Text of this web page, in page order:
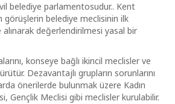
belediye parlamentosudur.. Kent
görüşlerin belediye meclisinin ilk
alınarak değerlendirilmesi yasal bir
konseye bağlı ikincil meclisler ve
Dezavantajlı grupların sorunlarını
önerilerde bulunmak üzere Kadın
Gençlik Meclisi gibi meclisler kurulabilir.